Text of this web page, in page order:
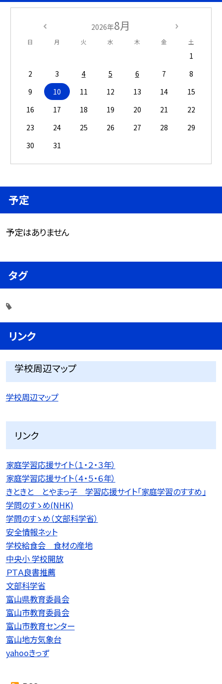
2026年8月
日 月 火 水 木 金 土
1
2
3 4 5 6 7
8
9
10 11 12 13 14
15
16
17 18 19 20 21
22
23
24 25 26 27 28
29
30
31
予定
予定はありません
タグ
リンク
学校周辺マップ
学校周辺マップ
リンク
家庭学習応援サイト（１・２・３年）
家庭学習応援サイト（４・５・６年）
きときと とやまっ子 学習応援サイト「家庭学習のすすめ」
学問のすゝめ(NHK)
学問のすゝめ（文部科学省）
安全情報ネット
学校給食会 食材の産地
中央小 学校開放
ＰＴＡ良書推薦
文部科学省
富山県教育委員会
富山市教育委員会
富山市教育センター
富山地方気象台
yahooきっず